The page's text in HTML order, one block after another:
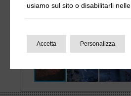
usiamo sul sito o disabilitarli nelle
Accetta Personalizza